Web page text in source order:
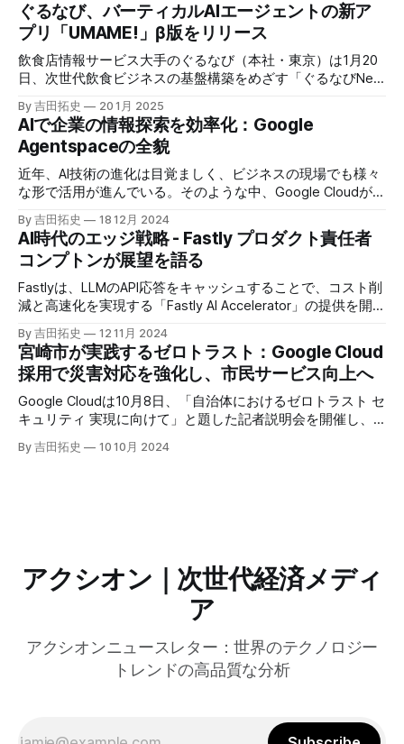
ぐるなび、バーティカルAIエージェントの新ア
プリ「UMAME!」β版をリリース
飲食店情報サービス大手のぐるなび（本社・東京）は1月20
日、次世代飲食ビジネスの基盤構築をめざす「ぐるなびNext
プロジェクト」の初成果として、新たな飲食店探索アプリ
「UMAME!（うまみー！）」のβ版を公開した。
By 吉田拓史 20 1月 2025
AIで企業の情報探索を効率化：Google
Agentspaceの全貌
近年、AI技術の進化は目覚ましく、ビジネスの現場でも様々
な形で活用が進んでいる。そのような中、Google Cloudが新
たに発表したGoogle Agentspaceは、いま注目を集めるAIエ
ージェントがエンタープライズITを大きく変革する予兆と言
えるだろう。
By 吉田拓史 18 12月 2024
AI時代のエッジ戦略 - Fastly プロダクト責任者
コンプトンが展望を語る
Fastlyは、LLMのAPI応答をキャッシュすることで、コスト削
減と高速化を実現する「Fastly AI Accelerator」の提供を開始
した。キップ・コンプトン最高プロダクト責任者（CPO）
は、類似した質問への応答を再利用し、効率的な処理を可能
にすると説明した。さらに、コンプトンは、エッジコンピュ
ーティングの利点を活かしたパーソナライズや、エッジにお
けるGPUの経済性、セキュリティへの取り組みなど、Fastly
のAI戦略について語った。
By 吉田拓史 12 11月 2024
宮崎市が実践するゼロトラスト：Google Cloud
採用で災害対応を強化し、市民サービス向上へ
Google Cloudは10月8日、「自治体におけるゼロトラスト セ
キュリティ 実現に向けて」と題した記者説明会を開催し、
自治体向けにゼロトラストセキュリティ導入を支援するプロ
グラムを発表した。宮崎市の事例では、Google Workspace
By 吉田拓史 10 10月 2024
アクシオン｜次世代経済メディ
ア
アクシオンニュースレター：世界のテクノロジー
トレンドの高品質な分析